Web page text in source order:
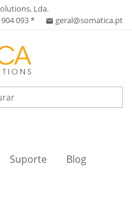
Lda.
093 * email geral@somatica.pt
Suporte
Blog